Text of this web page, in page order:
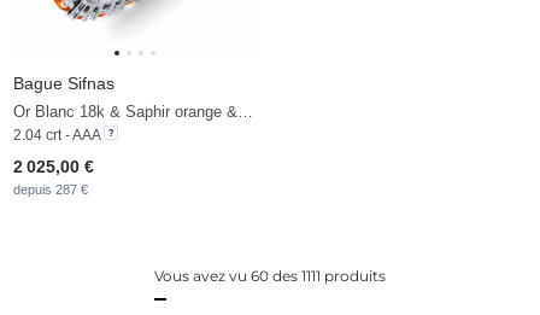
Bague Sifnas
2.04 crt - AAA
2 025,00 €
depuis 287 €
Vous avez vu 60 des 1111 produits